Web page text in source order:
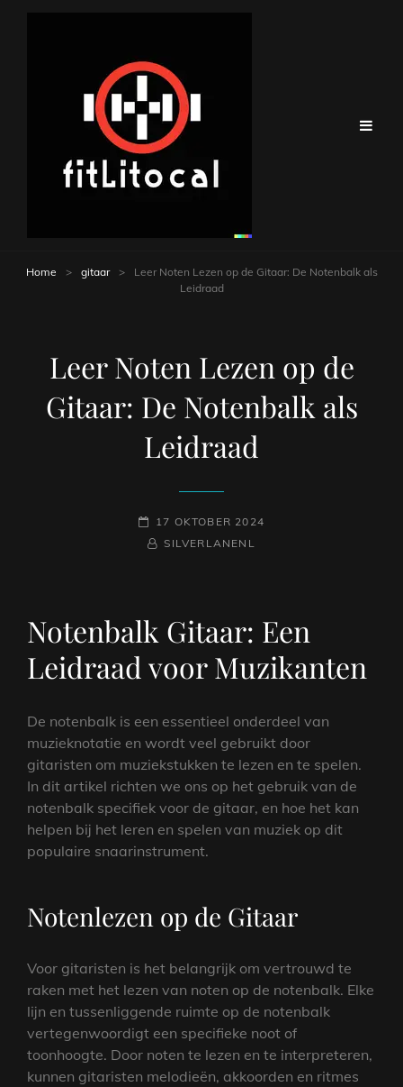
Home > gitaar >
Leer Noten Lezen op de Gitaar: De Notenbalk als
Leidraad
Leer Noten Lezen op de
Gitaar: De Notenbalk als
Leidraad
GEPLAATST
OP
17 OKTOBER 2024
NAAMREGEL
BYLINE
SILVERLANENL
Notenbalk Gitaar: Een
Leidraad voor Muzikanten
De notenbalk is een essentieel onderdeel van
muzieknotatie en wordt veel gebruikt door
gitaristen om muziekstukken te lezen en te spelen.
In dit artikel richten we ons op het gebruik van de
notenbalk specifiek voor de gitaar, en hoe het kan
helpen bij het leren en spelen van muziek op dit
populaire snaarinstrument.
Notenlezen op de Gitaar
Voor gitaristen is het belangrijk om vertrouwd te
raken met het lezen van noten op de notenbalk. Elke
lijn en tussenliggende ruimte op de notenbalk
vertegenwoordigt een specifieke noot of
toonhoogte. Door noten te lezen en te interpreteren,
kunnen gitaristen melodieën, akkoorden en ritmes